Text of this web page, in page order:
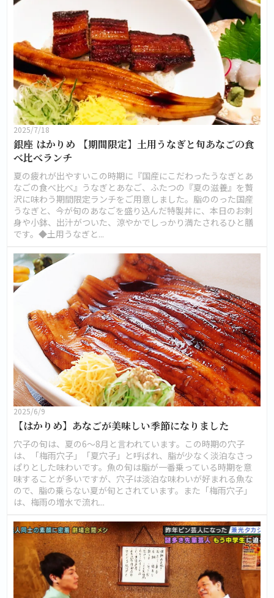
2025/7/18
銀座 はかりめ 【期間限定】土用うなぎと旬あなごの食
べ比べランチ
夏の疲れが出やすいこの時期に『国産にこだわったうなぎとあ
なごの食べ比べ』うなぎとあなご、ふたつの『夏の滋養』を贅
沢に味わう期間限定ランチをご用意しました。脂ののった国産
うなぎと、今が旬のあなごを盛り込んだ特製丼に、本日のお刺
身や小鉢、出汁がついた、涼やかでしっかり満たされるひと膳
です。◆土用うなぎと...
2025/6/9
【はかりめ】あなごが美味しい季節になりました
穴子の旬は、夏の6～8月と言われています。この時期の穴子
は、「梅雨穴子」「夏穴子」と呼ばれ、脂が少なく淡泊なさっ
ぱりとした味わいです。魚の旬は脂が一番乗っている時期を意
味することが多いですが、穴子は淡泊な味わいが好まれる魚な
ので、脂の乗らない夏が旬とされています。また「梅雨穴子」
は、梅雨の増水で流れ...